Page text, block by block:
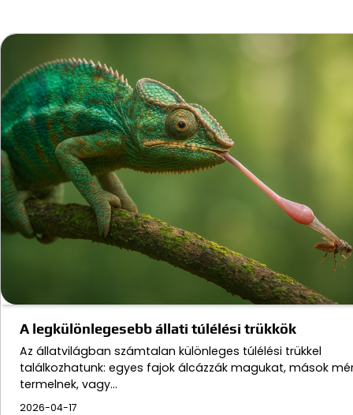
A legkülönlegesebb állati túlélési trükkök
Az állatvilágban számtalan különleges túlélési trükkel
találkozhatunk: egyes fajok álcázzák magukat, mások
termelnek, vagy…
2026-04-17